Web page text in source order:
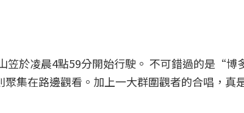
於凌晨4點59分開始行駛。 不可錯過的是“博
集在路邊觀看。加上一大群圍觀者的合唱，真